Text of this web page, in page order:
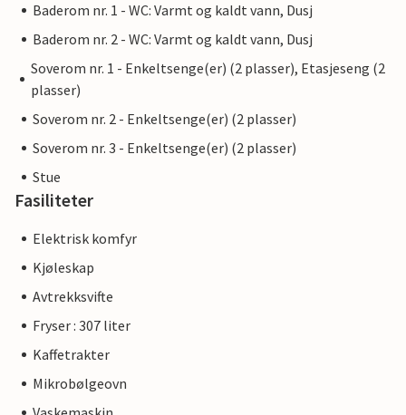
Baderom nr. 1 - WC: Varmt og kaldt vann, Dusj
Baderom nr. 2 - WC: Varmt og kaldt vann, Dusj
Soverom nr. 1 - Enkeltsenge(er) (2 plasser), Etasjeseng (2
plasser)
Soverom nr. 2 - Enkeltsenge(er) (2 plasser)
Soverom nr. 3 - Enkeltsenge(er) (2 plasser)
Stue
Fasiliteter
Elektrisk komfyr
Kjøleskap
Avtrekksvifte
Fryser : 307 liter
Kaffetrakter
Mikrobølgeovn